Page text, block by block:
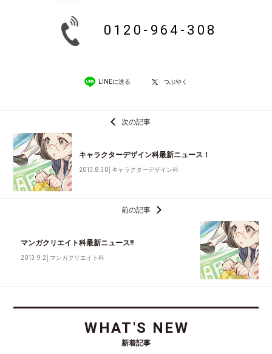
0120-964-308
LINEに送る つぶやく
次の記事
キャラクターデザイン科最新ニュース！
2013.8.30 キャラクターデザイン科
前の記事
マンガクリエイト科最新ニュース!!
2013.9.2 │マンガクリエイト科
WHAT'S NEW
新着記事